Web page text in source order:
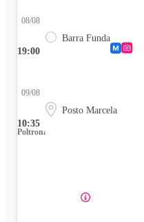
19:00
08/08
Barra Funda
10:35
09/08
Posto Marcela
Poltrona